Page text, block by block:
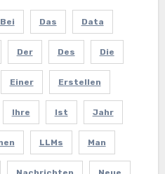
Bei Das Data
Der Des Die
Einer Erstellen
Ihre Ist Jahr
LLMs Man